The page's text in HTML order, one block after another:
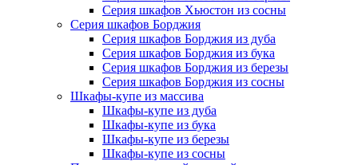
Серия шкафов Хьюстон из сосны
Серия шкафов Борджия
Серия шкафов Борджия из дуба
Серия шкафов Борджия из бука
Серия шкафов Борджия из березы
Серия шкафов Борджия из сосны
Шкафы-купе из массива
Шкафы-купе из дуба
Шкафы-купе из бука
Шкафы-купе из березы
Шкафы-купе из сосны